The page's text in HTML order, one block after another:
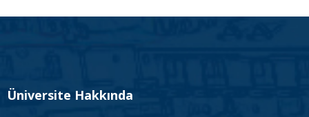
Üniversite Hakkında